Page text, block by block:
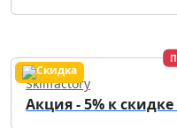
Skillfactory
Акция - 5% к